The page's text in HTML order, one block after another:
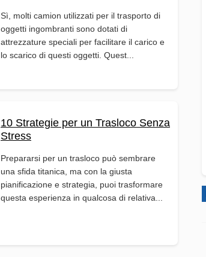
Sì, molti camion utilizzati per il trasporto di
oggetti ingombranti sono dotati di
attrezzature speciali per facilitare il carico e
lo scarico di questi oggetti. Quest...
10 Strategie per un Trasloco Senza
Stress
Prepararsi per un trasloco può sembrare
una sfida titanica, ma con la giusta
pianificazione e strategia, puoi trasformare
questa esperienza in qualcosa di relativa...